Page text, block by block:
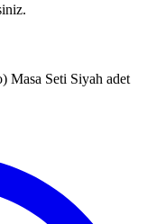
Masa Seti Siyah adet